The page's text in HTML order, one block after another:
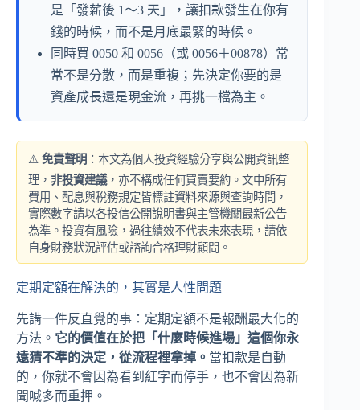
是「發薪後 1～3 天」，讓扣款發生在你有
錢的時候，而不是月底最緊的時候。
同時買 0050 和 0056（或 0056＋00878）常
常不是分散，而是重複；先決定你要的是
資產成長還是現金流，再挑一檔為主。
⚠️ 免責聲明 ：本文為個人投資經驗分享與公開資訊整
理， 非投資建議，亦不構成任何買賣要約。文中所有
費用、配息與稅務規定皆標註資料來源與查詢時間，
實際數字請以各投信公開說明書與主管機關最新公告
為準。投資有風險，過往績效不代表未來表現，請依
自身財務狀況評估或諮詢合格理財顧問。
定期定額在解決的，其實是人性問題
先講一件反直覺的事：定期定額不是報酬最大化的
方法。 它的價值在於把「什麼時候進場」這個你永
遠猜不準的決定，從流程裡拿掉。 當扣款是自動
的，你就不會因為看到紅字而停手，也不會因為新
聞喊多而重押。